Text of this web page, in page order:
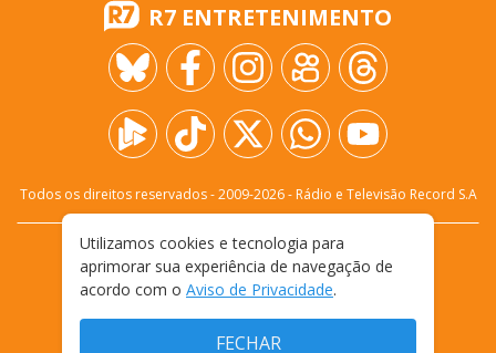
R7 ENTRETENIMENTO
Todos os direitos reservados - 2009-2026- Rádio e Televisão Record S.A
FALE CONOSCO
PRIVACIDADE
TERMOS E CONDIÇÕES DE USO
Utilizamos cookies e tecnologia para
aprimorar sua experiência de navegação de
acordo com o Aviso de Privacidade.
FECHAR